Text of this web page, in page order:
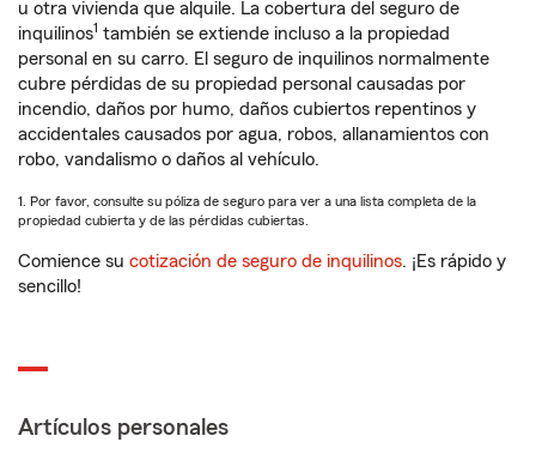
u otra vivienda que alquile. La cobertura del seguro de
inquilinos1 también se extiende incluso a la propiedad
personal en su carro. El seguro de inquilinos normalmente
cubre pérdidas de su propiedad personal causadas por
incendio, daños por humo, daños cubiertos repentinos y
accidentales causados por agua, robos, allanamientos con
robo, vandalismo o daños al vehículo.
1. Por favor, consulte su póliza de seguro para ver a una lista completa de la
propiedad cubierta y de las pérdidas cubiertas.
Comience su cotización de seguro de inquilinos. ¡Es rápido y
sencillo!
Artículos personales